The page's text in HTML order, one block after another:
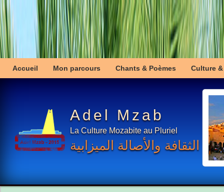
Accueil Mon parcours Chants & Poèmes Culture
Adel Mzab
La Culture Mozabite au Pluriel
الثقافة والأصالة الميزابية